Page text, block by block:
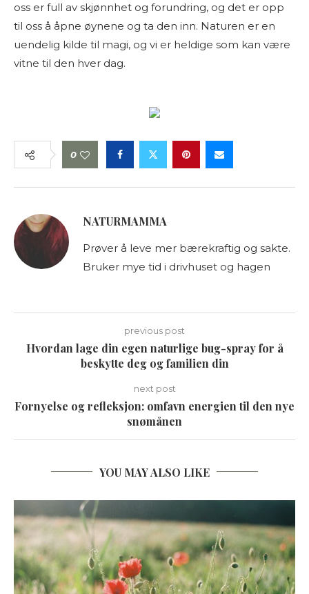
oss er full av skjønnhet og forundring, og det er opp
til oss å åpne øynene og ta den inn. Naturen er en
uendelig kilde til magi, og vi er heldige som kan være
vitne til den hver dag.
0
NATURMAMMA
Prøver å leve mer bærekraftig og sakte.
Bruker mye tid i drivhuset og hagen
previous post
Hvordan lage din egen naturlige bug-spray for å
beskytte deg og familien din
next post
Fornyelse og refleksjon: omfavn energien til den nye
snømånen
YOU MAY ALSO LIKE